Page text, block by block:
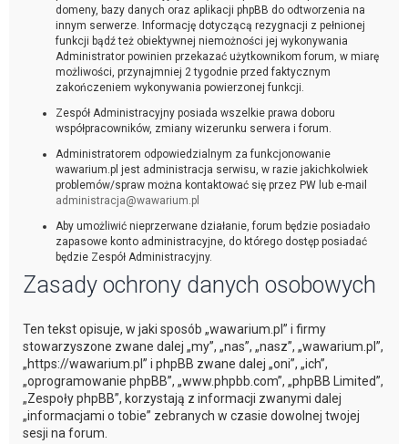
domeny, bazy danych oraz aplikacji phpBB do odtworzenia na
innym serwerze. Informację dotyczącą rezygnacji z pełnionej
funkcji bądź też obiektywnej niemożności jej wykonywania
Administrator powinien przekazać użytkownikom forum, w miarę
możliwości, przynajmniej 2 tygodnie przed faktycznym
zakończeniem wykonywania powierzonej funkcji.
Zespół Administracyjny posiada wszelkie prawa doboru
współpracowników, zmiany wizerunku serwera i forum.
Administratorem odpowiedzialnym za funkcjonowanie
wawarium.pl jest administracja serwisu, w razie jakichkolwiek
problemów/spraw można kontaktować się przez PW lub e-mail
administracja@wawarium.pl
Aby umożliwić nieprzerwane działanie, forum będzie posiadało
zapasowe konto administracyjne, do którego dostęp posiadać
będzie Zespół Administracyjny.
Zasady ochrony danych osobowych
Ten tekst opisuje, w jaki sposób „wawarium.pl” i firmy
stowarzyszone zwane dalej „my”, „nas”, „nasz”, „wawarium.pl”,
„https://wawarium.pl” i phpBB zwane dalej „oni”, „ich”,
„oprogramowanie phpBB”, „www.phpbb.com”, „phpBB Limited”,
„Zespoły phpBB”, korzystają z informacji zwanymi dalej
„informacjami o tobie” zebranych w czasie dowolnej twojej
sesji na forum.